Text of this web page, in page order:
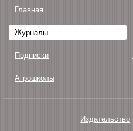
Главная
Журналы
Подписки
Агрошколы
Издательство